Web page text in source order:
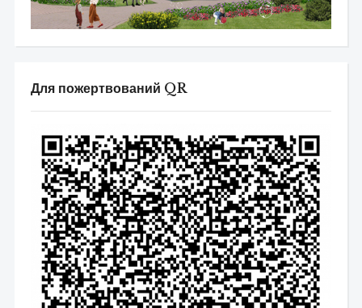
Для пожертвований QR